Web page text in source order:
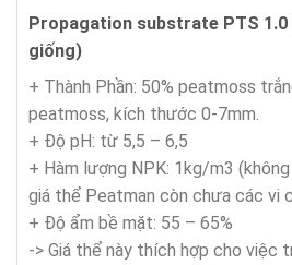
Propagation substrate PTS 1.0
giống)
+ Thành Phần: 50% peatmoss
peatmoss, kích thước 0-7mm.
+ Độ pH: từ 5,5 – 6,5
+ Hàm lượng NPK: 1kg/m3
giá thể Peatman còn chưa các vi
+ Độ ẩm bề mặt: 55 – 65%
-> Giá thể này thích hợp cho việc